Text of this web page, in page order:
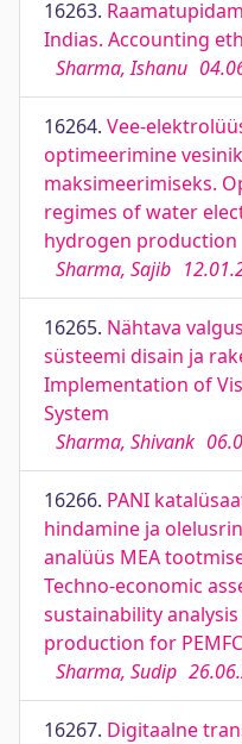
16263.
Indias. Accounting
Sharma, Ishanu
16264. Vee-
optimeerimine
maksimeerimiseks.
regimes of water
hydrogen production
Sharma, Sajib
16265. Nähtava
süsteemi disain ja
Implementation of
System
Sharma, Shivank
16266. PANI
hindamine ja
analüüs MEA
Techno-economic
sustainability
production for
Sharma, Sudip
16267. Digitaalne